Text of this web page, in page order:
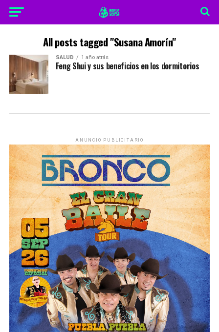
All posts tagged "Susana Amorín"
SALUD 1 año atrás
Feng Shui y sus beneficios en los dormitorios
ANUNCIO PUBLICITARIO